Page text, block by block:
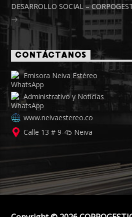
DESARROLLO SOCIAL –
CONTÁCTANOS
Emisora Neiva Estéreo
Administrativo y Noticias
www.neivaestereo.co
Calle 13 # 9-45 Neiva